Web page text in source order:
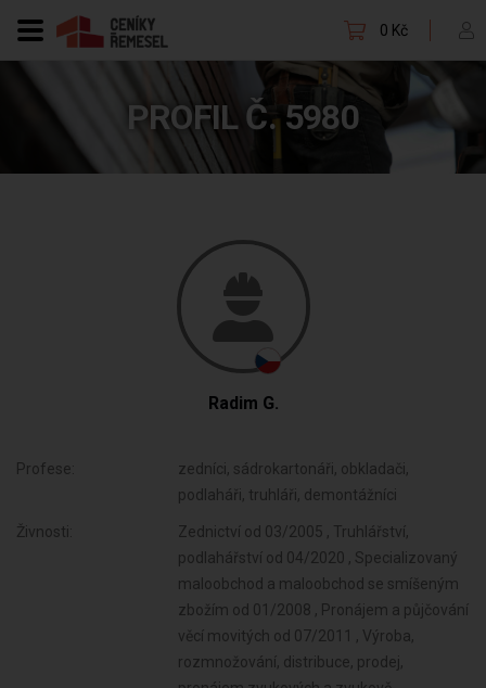
0 Kč
PROFIL Č. 5980
Radim G.
Profese:
zedníci, sádrokartonáři, obkladači,
podlaháři, truhláři, demontážníci
Živnosti:
Zednictví od 03/2005 , Truhlářství,
podlahářství od 04/2020 , Specializovaný
maloobchod a maloobchod se smíšeným
zbožím od 01/2008 , Pronájem a půjčování
věcí movitých od 07/2011 , Výroba,
rozmnožování, distribuce, prodej,